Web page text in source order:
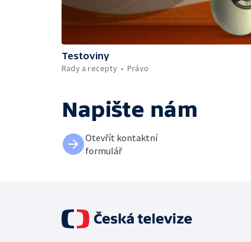
Testoviny
Rady a recepty
Právo
Napište nám
Otevřít kontaktní
formulář